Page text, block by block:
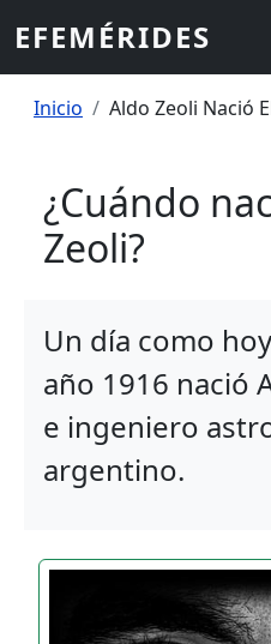
EFEMÉRIDES
Sobrescribir
Inicio Aldo Zeoli Nació
¿Cuándo
Zeoli?
Un día como
año 1916 nació
e ingeniero
argentino.